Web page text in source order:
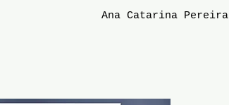
Ana Catarina Pereira